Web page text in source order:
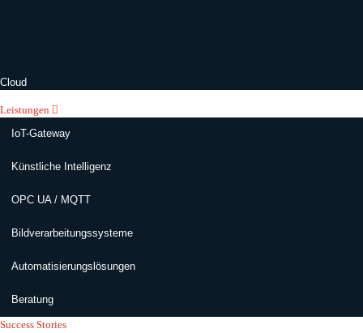
Cloud
Leistungen
IoT-Gateway
Künstliche Intelligenz
OPC UA / MQTT
Bildverarbeitungssysteme
Automatisierungslösungen
Beratung
Success Stories